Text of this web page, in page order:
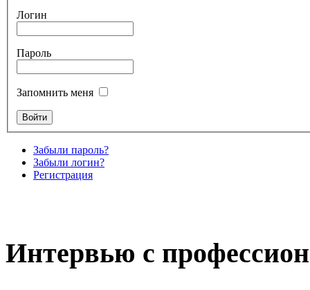
Логин
Пароль
Запомнить меня
Забыли пароль?
Забыли логин?
Регистрация
Интервью с